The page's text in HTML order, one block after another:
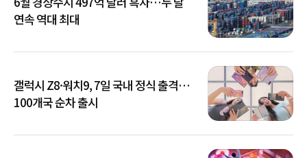
연속 역대 최대
갤럭시 Z8·워치9, 7일 국내 정식 출격…
100개국 순차 출시